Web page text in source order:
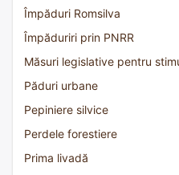
Împăduri Romsilva
Împăduriri prin PNRR
Măsuri legislative pentru
Păduri urbane
Pepiniere silvice
Perdele forestiere
Prima livadă